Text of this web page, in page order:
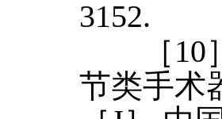
3152.
［10］
节类手术